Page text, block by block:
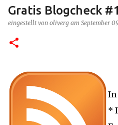
Gratis Blogcheck
eingestellt von oliverg am September
In
*